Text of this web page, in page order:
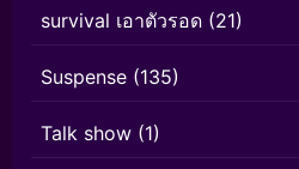
survival เอาตัวรอด (21)
Suspense (135)
Talk show (1)